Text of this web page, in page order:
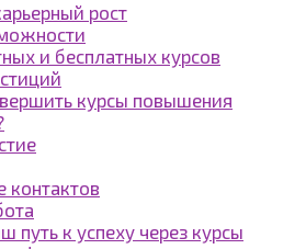
рост
и бесплатных курсов
курсы повышения
контактов
путь к успеху через курсы